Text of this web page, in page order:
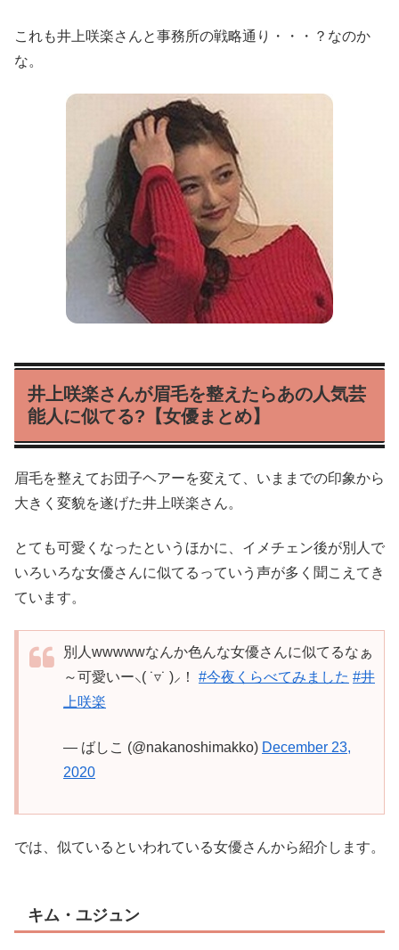
これも井上咲楽さんと事務所の戦略通り・・・？なのか
な。
井上咲楽さんが眉毛を整えたらあの人気芸
能人に似てる?【女優まとめ】
眉毛を整えてお団子ヘアーを変えて、いままでの印象から
大きく変貌を遂げた井上咲楽さん。
とても可愛くなったというほかに、イメチェン後が別人で
いろいろな女優さんに似てるっていう声が多く聞こえてき
ています。
別人wwwwwなんか色んな女優さんに似てるなぁ
～可愛いー⸜( ˙▿˙ )⸝！ #今夜くらべてみました #井
上咲楽
— ばしこ (@nakanoshimakko) December 23,
2020
では、似ているといわれている女優さんから紹介します。
キム・ユジュン